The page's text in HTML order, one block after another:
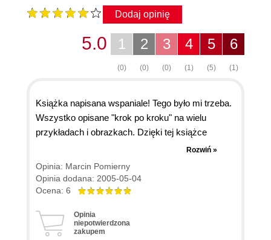
Dodaj opinię
6
(1)
5
(5)
4
(1)
3
(0)
2
(0)
1
(0)
5.0
Książka napisana wspaniale! Tego było mi trzeba.
Wszystko opisane "krok po kroku" na wielu
przykładach i obrazkach. Dzięki tej książce
bardzo dużo dowiedziałem się o Adobe Premiere
1.5. Na początku powoli poznajemy interfejs
programu i jego możliwości. Natomiast w
kolejnych rozdziałach uczymy się, jak edytować
wyeksportować film do różnych formatów i
kompilacji. Ze spokojem mogę wystawić 6!
Rozwiń »
Opinia: Marcin Pomierny
Opinia dodana: 2005-05-04
Ocena: 6
Opinia
niepotwierdzona
zakupem